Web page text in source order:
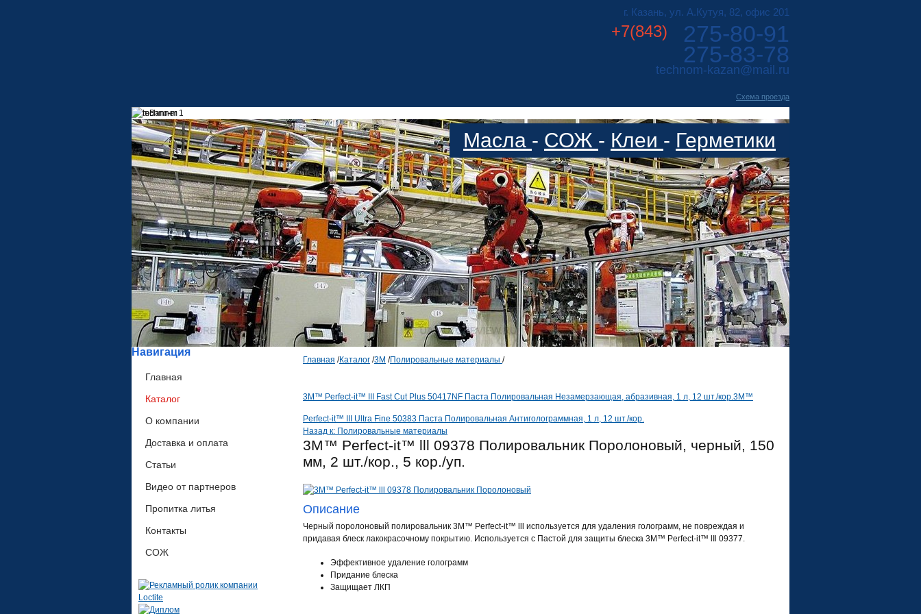
г. Казань, ул. А.Кутуя, 82, офис 201
+7(843) 275-80-91
275-83-78
technom-kazan@mail.ru
Cхема проезда
Масла - СОЖ - Клеи - Герметики
Навигация
Главная
Каталог
О компании
Доставка и оплата
Статьи
Видео от партнеров
Пропитка литья
Контакты
СОЖ
Главная /Каталог /3М /Полировальные материалы /
3M™ Perfect-it™ III Fast Cut Plus 50417NF Паста Полировальная Незамерзающая, абразивная, 1 л, 12 шт./кор.3M™
Perfect-it™ III Ultra Fine 50383 Паста Полировальная Антиголограммная, 1 л, 12 шт./кор.
Назад к: Полировальные материалы
3M™ Perfect-it™ lll 09378 Полировальник Поролоновый, черный, 150
мм, 2 шт./кор., 5 кор./уп.
Описание
Черный поролоновый полировальник 3M™ Perfect-it™ lll используется для удаления голограмм, не повреждая и
придавая блеск лакокрасочному покрытию. Используется с Пастой для защиты блеска 3M™ Perfect-it™ lIl 09377.
Эффективное удаление голограмм
Придание блеска
Защищает ЛКП